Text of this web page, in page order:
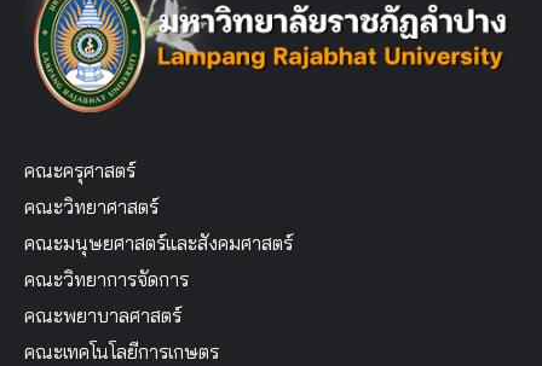
คณะครุศาสตร์
คณะวิทยาศาสตร์
คณะมนุษยศาสตร์และสังคมศาสตร์
คณะวิทยาการจัดการ
คณะพยาบาลศาสตร์
คณะเทคโนโลยีการเกษตร